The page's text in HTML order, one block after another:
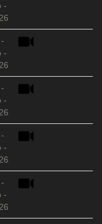
-
-
-
-
-